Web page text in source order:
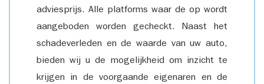
adviesprijs. Alle platforms waar de op wordt
aangeboden worden gecheckt. Naast het
schadeverleden en de waarde van uw auto,
bieden wij u de mogelijkheid om inzicht te
krijgen in de voorgaande eigenaren en de